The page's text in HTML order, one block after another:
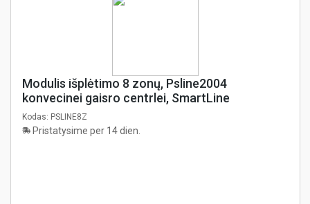
Modulis išplėtimo 8 zonų, Psline2004
konvecinei gaisro centrlei, SmartLine
Kodas: PSLINE8Z
Pristatysime per 14 dien.